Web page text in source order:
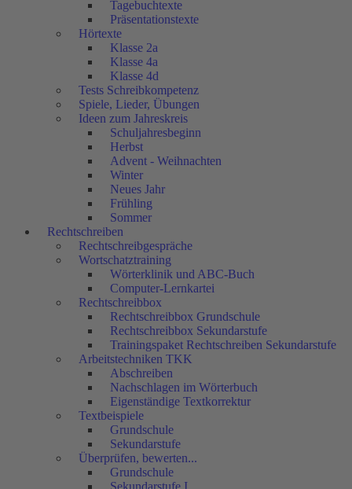
Tagebuchtexte
Präsentationstexte
Hörtexte
Klasse 2a
Klasse 4a
Klasse 4d
Tests Schreibkompetenz
Spiele, Lieder, Übungen
Ideen zum Jahreskreis
Schuljahresbeginn
Herbst
Advent - Weihnachten
Winter
Neues Jahr
Frühling
Sommer
Rechtschreiben
Rechtschreibgespräche
Wortschatztraining
Wörterklinik und ABC-Buch
Computer-Lernkartei
Rechtschreibbox
Rechtschreibbox Grundschule
Rechtschreibbox Sekundarstufe
Trainingspaket Rechtschreiben Sekundarstufe
Arbeitstechniken TKK
Abschreiben
Nachschlagen im Wörterbuch
Eigenständige Textkorrektur
Textbeispiele
Grundschule
Sekundarstufe
Überprüfen, bewerten...
Grundschule